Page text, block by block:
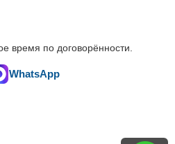
время по договорённости.
WhatsApp